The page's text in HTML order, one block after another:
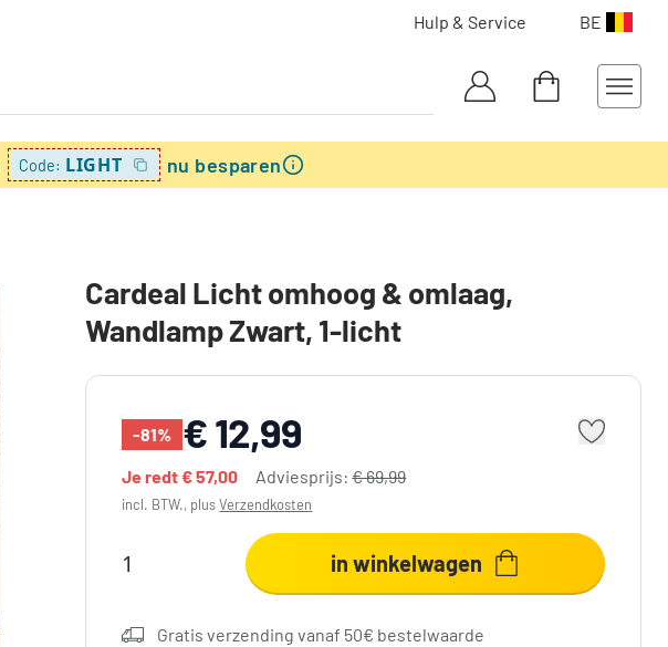
Hulp & Service BE
Code: LIGHT nu besparen
Cardeal Licht omhoog & omlaag,
Wandlamp Zwart, 1-licht
-81% € 12,99
Je redt€ 57,00 Adviesprijs:€ 69,99
incl. BTW., plusVerzendkosten
in winkelwagen
Gratis verzending vanaf 50€ bestelwaarde